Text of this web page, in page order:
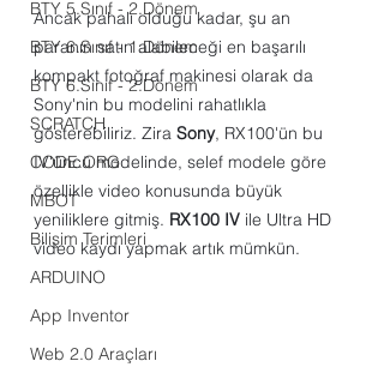
BTY 5.Sınıf - 2.Dönem
BTY 6.Sınıf - 1.Dönem
BTY 6.Sınıf - 2.Dönem
SCRATCH
CODE.ORG
MBOT
Bilişim Terimleri
ARDUINO
App Inventor
Web 2.0 Araçları
Ancak pahalı olduğu kadar, şu an
paranın satın alabileceği en başarılı
kompakt fotoğraf makinesi olarak da
Sony'nin bu modelini rahatlıkla
gösterebiliriz. Zira Sony, RX100'ün bu
IV'üncü modelinde, selef modele göre
özellikle video konusunda büyük
yeniliklere gitmiş. RX100 IV ile Ultra HD
video kaydı yapmak artık mümkün.